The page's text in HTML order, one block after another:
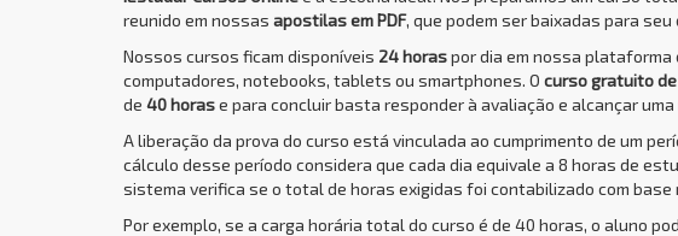
reunido em nossas apostilas em PDF, que podem ser baixadas para
Nossos cursos ficam disponíveis 24 horaspor dia em nossa plataforma
computadores, notebooks, tablets ou smartphones. O curso gratuito
de 40 horase para concluir basta responder à avaliação e alcançar
A liberação da prova do curso está vinculada ao cumprimento de um
cálculo desse período considera que cada dia equivale a 8 horas de
sistema verifica se o total de horas exigidas foi contabilizado com base
Por exemplo, se a carga horária total do curso é de 40 horas, o aluno